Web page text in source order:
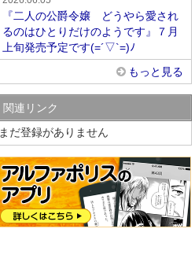
『二人の公爵令嬢 どうやら愛され
るのはひとりだけのようです』７月
上旬発売予定です(=´▽`=)ﾉ
もっと見る
関連リンク
まだ登録がありません